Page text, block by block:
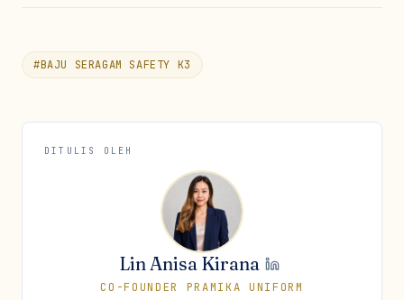
#BAJU SERAGAM SAFETY K3
DITULIS OLEH
Lin Anisa Kirana
CO-FOUNDER PRAMIKA UNIFORM